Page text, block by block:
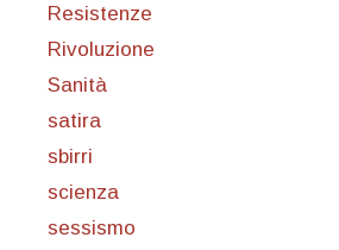
Resistenze
Rivoluzione
Sanità
satira
sbirri
scienza
sessismo